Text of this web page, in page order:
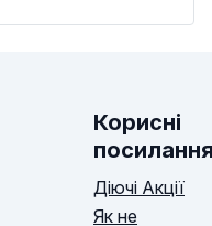
Корисні
Діючі Акції
Як не